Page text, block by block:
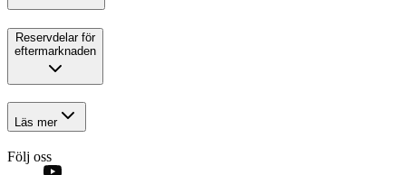
Reservdelar för
eftermarknaden
Läs mer
Följ oss